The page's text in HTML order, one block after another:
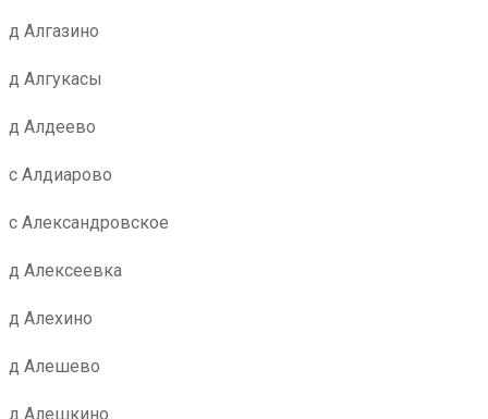
д Алгазино
д Алгукасы
д Алдеево
с Алдиарово
с Александровское
д Алексеевка
д Алехино
д Алешево
д Алешкино